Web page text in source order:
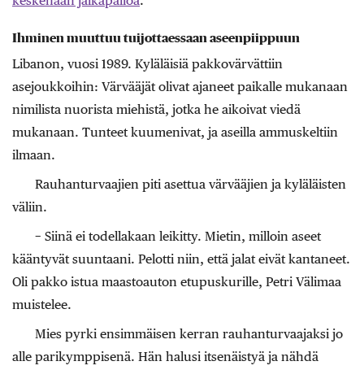
Ihminen muuttuu tuijottaessaan aseenpiippuun
Libanon, vuosi 1989. Kyläläisiä pakkovärvättiin
asejoukkoihin: Värvääjät olivat ajaneet paikalle mukanaan
nimilista nuorista miehistä, jotka he aikoivat viedä
mukanaan. Tunteet kuumenivat, ja aseilla ammuskeltiin
ilmaan.
Rauhanturvaajien piti asettua värvääjien ja kyläläisten
väliin.
− Siinä ei todellakaan leikitty. Mietin, milloin aseet
kääntyvät suuntaani. Pelotti niin, että jalat eivät kantaneet.
Oli pakko istua maastoauton etupuskurille, Petri Välimaa
muistelee.
Mies pyrki ensimmäisen kerran rauhanturvaajaksi jo
alle parikymppisenä. Hän halusi itsenäistyä ja nähdä